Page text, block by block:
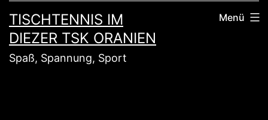
TISCHTENNIS IM
DIEZER TSK ORANIEN
Spaß, Spannung, Sport
Menü